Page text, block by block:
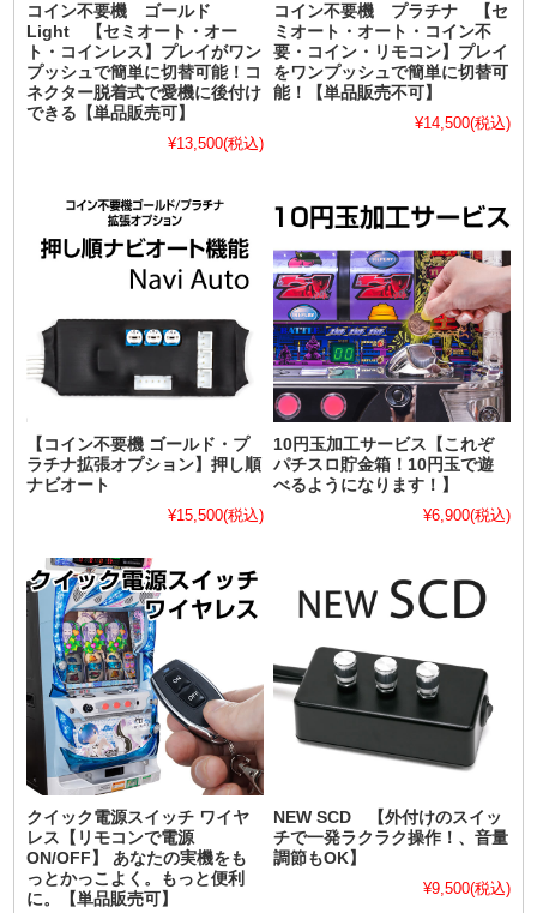
コイン不要機 ゴールド
Light 【セミオート・オー
ト・コインレス】プレイがワン
プッシュで簡単に切替可能！コ
ネクター脱着式で愛機に後付け
できる【単品販売可】
¥13,500(税込)
コイン不要機 プラチナ 【セ
ミオート・オート・コイン不
要・コイン・リモコン】プレイ
をワンプッシュで簡単に切替可
能！【単品販売不可】
¥14,500(税込)
【コイン不要機 ゴールド・プ
ラチナ拡張オプション】押し順
ナビオート
¥15,500(税込)
10円玉加工サービス【これぞ
パチスロ貯金箱！10円玉で遊
べるようになります！】
¥6,900(税込)
クイック電源スイッチ ワイヤ
レス【リモコンで電源
ON/OFF】 あなたの実機をも
っとかっこよく。もっと便利
に。【単品販売可】
NEW SCD 【外付けのスイッ
チで一発ラクラク操作！、音量
調節もOK】
¥9,500(税込)